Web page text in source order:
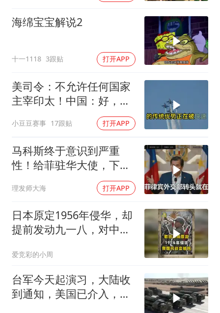
海绵宝宝解说2
十一1118 3跟贴 打开APP
美司令：不允许任何国家
主宰印太！中国：好，轰
6N就挂一枚弹升空
小豆豆赛事 17跟贴 打开APP
马科斯终于意识到严重
性！给菲驻华大使，下达
5个必须完成的任务
理发师大海 打开APP
日本原定1956年侵华，却
提前发动九一八，对中国
爱竞彩的小周
台军今天起演习，大陆收
到通知，美国已介入，日